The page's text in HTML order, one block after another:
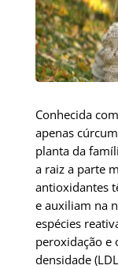
Conhecida
apenas
planta da
a raiz a parte
antioxidantes
e auxiliam na
espécies
peroxidação e
densidade